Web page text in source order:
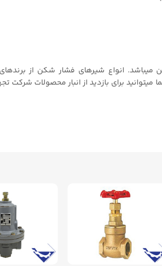
انواع شیرهای فشار شکن از
برای بازدید از انبار محصولات شرکت